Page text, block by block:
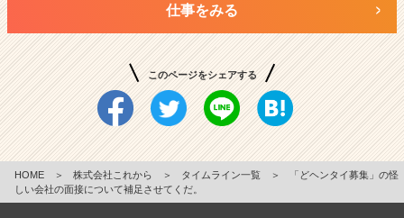
仕事をみる
このページをシェアする
HOME ＞ 株式会社これから ＞ タイムライン一覧 ＞
「どヘンタイ募集」の怪
しい会社の面接について補足させてくだ。